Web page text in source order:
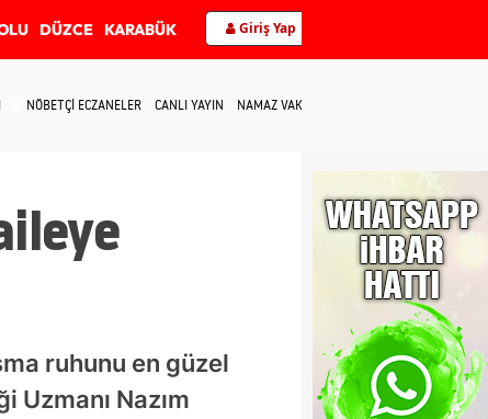
DÜZCE KARABÜK Giriş Yap
NÖBETÇİ ECZANELER CANLI YAYIN NAMAZ VAKİTLERİ
ruhunu en güzel
Nazım